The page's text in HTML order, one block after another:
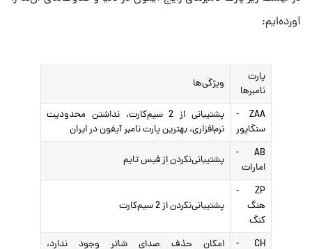
آورده‌ایم:
پارت
نامبرها
ویژگی‌ها
ZAA -
سنگاپور
پشتیبانی از 2 سیم‌کارت، نداشتن محدودیت
نرم‌افزاری، بهترین پارت نامبر آیفون در ایران
AB -
امارات
پشتیبانی‌نکردن از فیس‌ تایم
ZP -
هنگ
کنگ
پشتیبانی‌نکردن از 2 سیم‌کارت
CH - امکان حذف صدای شاتر وجود ندارد،